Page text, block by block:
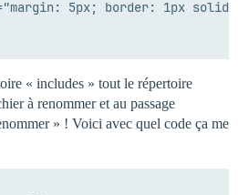
« includes » tout le répertoire
à renommer et au passage
» ! Voici avec quel code ça me